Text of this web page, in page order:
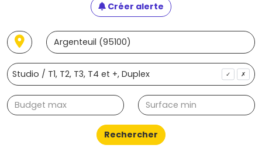
Créer alerte
✓ ✗
Rechercher